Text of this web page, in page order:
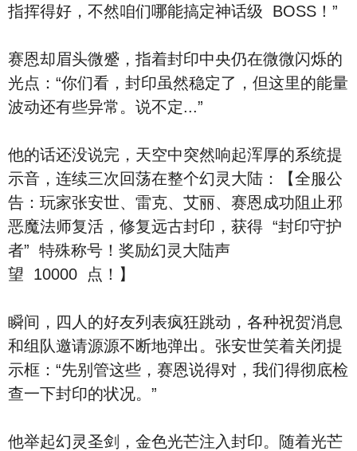
指挥得好，不然咱们哪能搞定神话级 BOSS！”
赛恩却眉头微蹙，指着封印中央仍在微微闪烁的
光点：“你们看，封印虽然稳定了，但这里的能量
波动还有些异常。说不定...”
他的话还没说完，天空中突然响起浑厚的系统提
示音，连续三次回荡在整个幻灵大陆：【全服公
告：玩家张安世、雷克、艾丽、赛恩成功阻止邪
恶魔法师复活，修复远古封印，获得 “封印守护
者” 特殊称号！奖励幻灵大陆声
望 10000 点！】
瞬间，四人的好友列表疯狂跳动，各种祝贺消息
和组队邀请源源不断地弹出。张安世笑着关闭提
示框：“先别管这些，赛恩说得对，我们得彻底检
查一下封印的状况。”
他举起幻灵圣剑，金色光芒注入封印。随着光芒